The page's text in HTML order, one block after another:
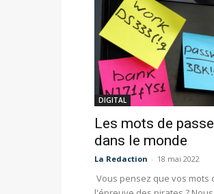
DIGITAL
Les mots de
dans le monde
La Redaction - 18 mai 2022
Vous pensez que vos mots